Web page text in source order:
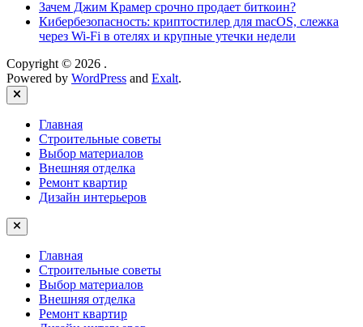
Зачем Джим Крамер срочно продает биткоин?
Кибербезопасность: криптостилер для macOS, слежка
через Wi-Fi в отелях и крупные утечки недели
Copyright © 2026 .
Powered by WordPress and Exalt.
Close
Главная
Строительные советы
Выбор материалов
Внешняя отделка
Ремонт квартир
Дизайн интерьеров
Главная
Строительные советы
Выбор материалов
Внешняя отделка
Ремонт квартир